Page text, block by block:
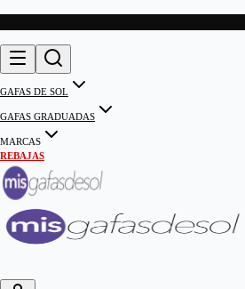
GAFAS DE SOL
GAFAS GRADUADAS
MARCAS
REBAJAS